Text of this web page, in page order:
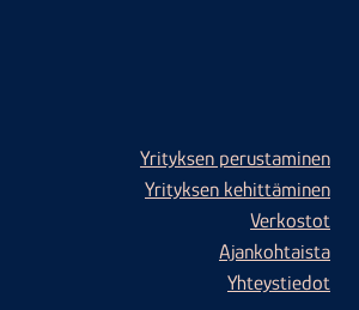
Yrityksen perustaminen
Yrityksen kehittäminen
Verkostot
Ajankohtaista
Yhteystiedot